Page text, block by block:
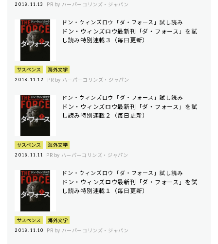
2018.11.13 PR by ハーパーコリンズ・ジャパン
ドン・ウィンズロウ「ダ・フォース」試し読み
ドン・ウィンズロウ最新刊「ダ・フォース」を試
し読み特別連載３（毎日更新）
サスペンス 海外文学
2018.11.12 PR by ハーパーコリンズ・ジャパン
ドン・ウィンズロウ「ダ・フォース」試し読み
ドン・ウィンズロウ最新刊「ダ・フォース」を試
し読み特別連載２（毎日更新）
サスペンス 海外文学
2018.11.11 PR by ハーパーコリンズ・ジャパン
ドン・ウィンズロウ「ダ・フォース」試し読み
ドン・ウィンズロウ最新刊「ダ・フォース」を試
し読み特別連載１（毎日更新）
サスペンス 海外文学
2018.11.10 PR by ハーパーコリンズ・ジャパン